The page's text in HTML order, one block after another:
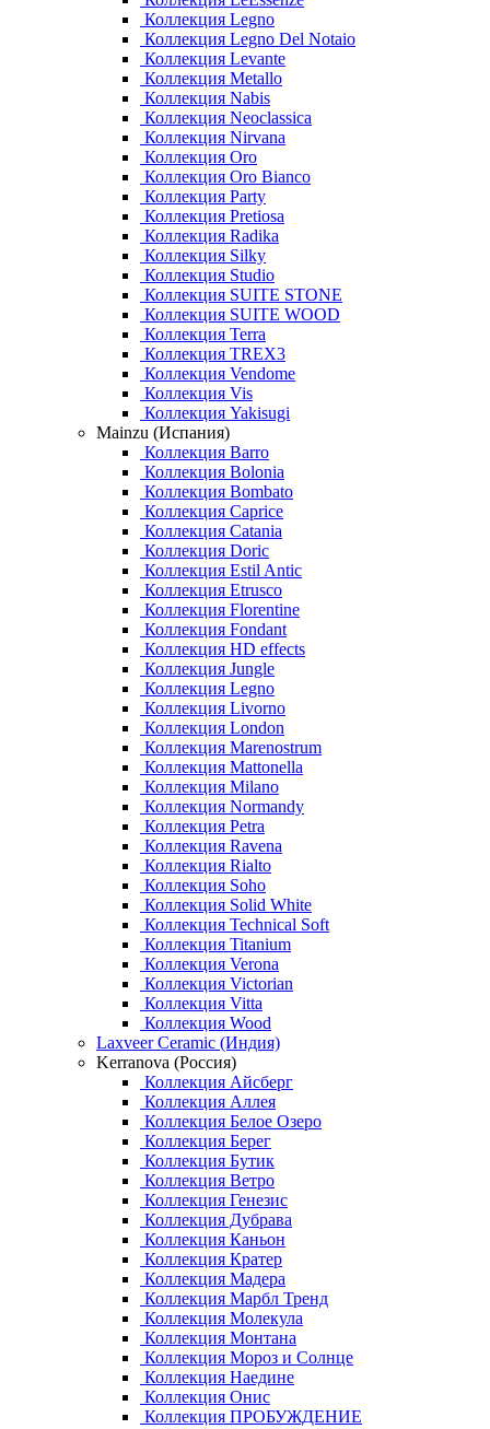
Коллекция Legno
Коллекция Legno Del Notaio
Коллекция Levante
Коллекция Metallo
Коллекция Nabis
Коллекция Neoclassica
Коллекция Nirvana
Коллекция Oro
Коллекция Oro Bianco
Коллекция Party
Коллекция Pretiosa
Коллекция Radika
Коллекция Silky
Коллекция Studio
Коллекция SUITE STONE
Коллекция SUITE WOOD
Коллекция Terra
Коллекция TREX3
Коллекция Vendome
Коллекция Vis
Коллекция Yakisugi
Mainzu (Испания)
Коллекция Barro
Коллекция Bolonia
Коллекция Bombato
Коллекция Caprice
Коллекция Catania
Коллекция Doric
Коллекция Estil Antic
Коллекция Etrusco
Коллекция Florentine
Коллекция Fondant
Коллекция HD effects
Коллекция Jungle
Коллекция Legno
Коллекция Livorno
Коллекция London
Коллекция Marenostrum
Коллекция Mattonella
Коллекция Milano
Коллекция Normandy
Коллекция Petra
Коллекция Ravena
Коллекция Rialto
Коллекция Soho
Коллекция Solid White
Коллекция Technical Soft
Коллекция Titanium
Коллекция Verona
Коллекция Victorian
Коллекция Vitta
Коллекция Wood
Laxveer Ceramic (Индия)
Kerranova (Россия)
Коллекция Айсберг
Коллекция Аллея
Коллекция Белое Озеро
Коллекция Берег
Коллекция Бутик
Коллекция Ветро
Коллекция Генезис
Коллекция Дубрава
Коллекция Каньон
Коллекция Кратер
Коллекция Мадера
Коллекция Марбл Тренд
Коллекция Молекула
Коллекция Монтана
Коллекция Мороз и Солнце
Коллекция Наедине
Коллекция Онис
Коллекция ПРОБУЖДЕНИЕ